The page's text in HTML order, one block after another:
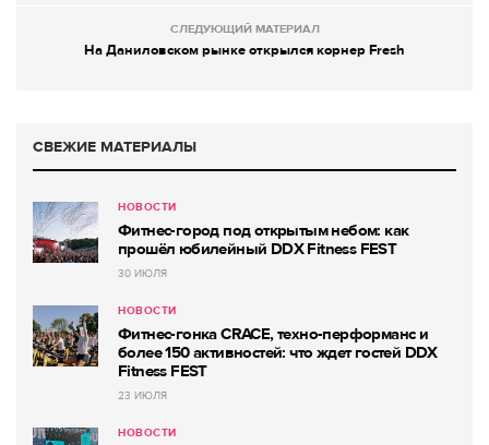
СЛЕДУЮЩИЙ МАТЕРИАЛ
На Даниловском рынке открылся корнер Fresh
СВЕЖИЕ МАТЕРИАЛЫ
НОВОСТИ
Фитнес-город под открытым небом: как
прошёл юбилейный DDX Fitness FEST
30 ИЮЛЯ
НОВОСТИ
Фитнес-гонка CRACE, техно-перформанс и
более 150 активностей: что ждет гостей DDX
Fitness FEST
23 ИЮЛЯ
НОВОСТИ